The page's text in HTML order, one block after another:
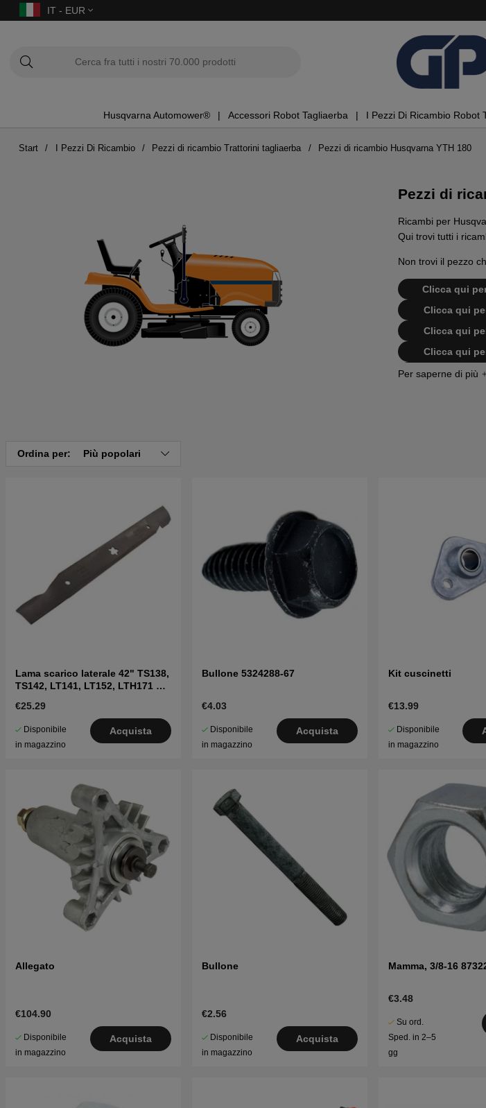
IT - EUR
Husqvarna Automower® Accessori Robot Tagliaerba I Pezzi Di Ricambio Robot
Start I Pezzi Di Ricambio Pezzi di ricambio Trattorini tagliaerba Pezzi di ricambio Husqvarna YTH 180
Pezzi di
Ricambi per
Qui trovi tutti i
Non trovi il pezzo
Clicca qui
Clicca qui
Clicca qui
Clicca qui
Clicca qui
Clicca
Clicca
Ordina per: Più popolari
Lama scarico laterale 42" TS138,
TS142, LT141, LT152, LTH171 e
€25.29
Disponibile
in magazzino
Acquista
Bullone 5324288-67
€4.03
Disponibile
in magazzino
Acquista
Kit cuscinetti
€13.99
Disponibile
in magazzino
Allegato
€104.90
Disponibile
in magazzino
Acquista
Bullone
€2.56
Disponibile
in magazzino
Acquista
Mamma, 3/8-16
€3.48
Su ord.
Sped. in 2–5
gg